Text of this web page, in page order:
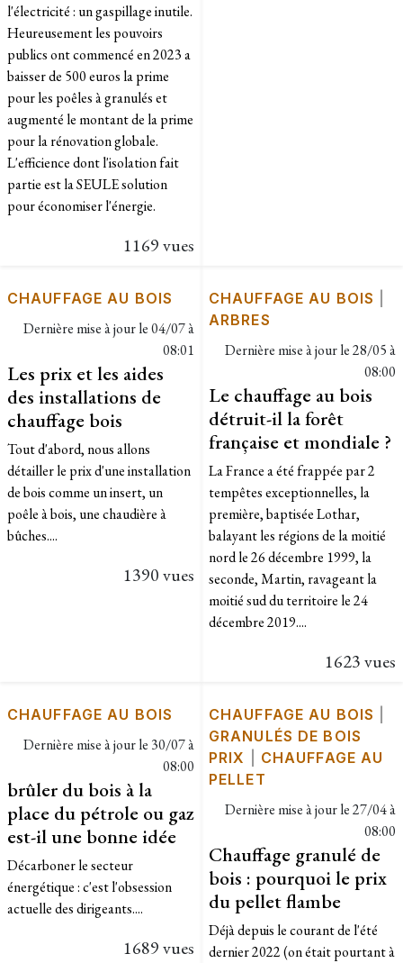
l'électricité : un gaspillage inutile.
Heureusement les pouvoirs
publics ont commencé en 2023 a
baisser de 500 euros la prime
pour les poêles à granulés et
augmenté le montant de la prime
pour la rénovation globale.
L'efficience dont l'isolation fait
partie est la SEULE solution
pour économiser l'énergie.
1169 vues
CHAUFFAGE AU BOIS
Dernière mise à jour le04/07 à
08:01
Les prix et les aides
des installations de
chauffage bois
Tout d'abord, nous allons
détailler le prix d'une installation
de bois comme un insert, un
poêle à bois, une chaudière à
bûches....
1390 vues
CHAUFFAGE AU BOIS
ARBRES
Dernière mise à jour le28/05 à
08:00
Le chauffage au bois
détruit-il la forêt
française et mondiale ?
La France a été frappée par 2
tempêtes exceptionnelles, la
première, baptisée Lothar,
balayant les régions de la moitié
nord le 26 décembre 1999, la
seconde, Martin, ravageant la
moitié sud du territoire le 24
décembre 2019....
1623 vues
CHAUFFAGE AU BOIS
Dernière mise à jour le 30/07 à
08:00
brûler du bois à la
place du pétrole ou gaz
est-il une bonne idée
Décarboner le secteur
énergétique : c'est l'obsession
actuelle des dirigeants....
1689 vues
CHAUFFAGE AU BOIS
GRANULÉS DE BOIS
PRIX
CHAUFFAGE AU
PELLET
Dernière mise à jour le27/04 à
08:00
Chauffage granulé de
bois : pourquoi le prix
du pellet flambe
Déjà depuis le courant de l'été
dernier 2022 (on était pourtant à